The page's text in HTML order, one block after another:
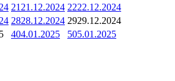
21 21.12.2024 2222.12.2024
2828.12.2024 2929.12.2024
404.01.2025 505.01.2025